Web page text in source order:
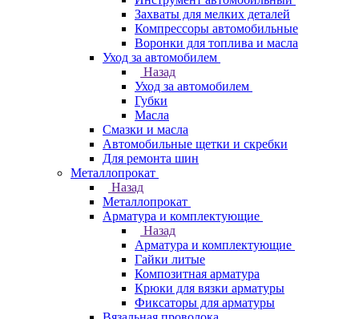
Захваты для мелких деталей
Компрессоры автомобильные
Воронки для топлива и масла
Уход за автомобилем
Назад
Уход за автомобилем
Губки
Масла
Смазки и масла
Автомобильные щетки и скребки
Для ремонта шин
Металлопрокат
Назад
Металлопрокат
Арматура и комплектующие
Назад
Арматура и комплектующие
Гайки литые
Композитная арматура
Крюки для вязки арматуры
Фиксаторы для арматуры